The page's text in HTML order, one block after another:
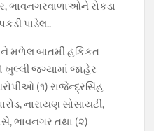
ભાવનગરવાળાઓને રોકડા
પાડેલ..
મળેલ બાતમી હકિકત
ખુલ્લી જગ્યામાં જાહેર
(૧) રાજેન્દ્રસિંહ
નારાયણ સોસાયટી,
ભાવનગર તથા (૨)